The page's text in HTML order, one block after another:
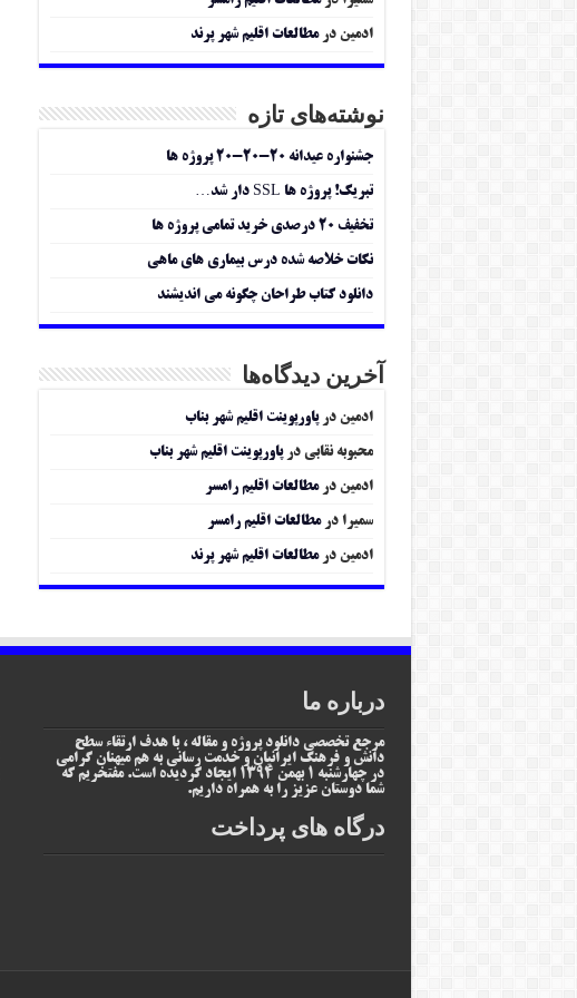
ادمین درمطالعات اقلیم شهر پرند
نوشته‌های تازه
جشنواره عیدانه ۲۰-۲۰-۲۰ پروژه ها
تبریک! پروژه ها SSL دار شد…
تخفیف ۲۰ درصدی خرید تمامی پروژه ها
نکات خلاصه شده درس بیماری های ماهی
دانلود کتاب طراحان چگونه می اندیشند
آخرین دیدگاه‌ها
ادمین درپاورپوینت اقلیم شهر بناب
محبوبه نقابی درپاورپوینت اقلیم شهر بناب
ادمین درمطالعات اقلیم رامسر
سمیرا درمطالعات اقلیم رامسر
ادمین درمطالعات اقلیم شهر پرند
درباره ما
مرجع تخصصی دانلود پروژه و مقاله ، با هدف ارتقاء سطح
دانش و فرهنگ ایرانیان و خدمت رسانی به هم میهنان گرامی
در چهارشنبه 1 بهمن 1394 ایجاد گردیده است. مفتخریم که
شما دوستان عزیز را به همراه داریم.
درگاه های پرداخت